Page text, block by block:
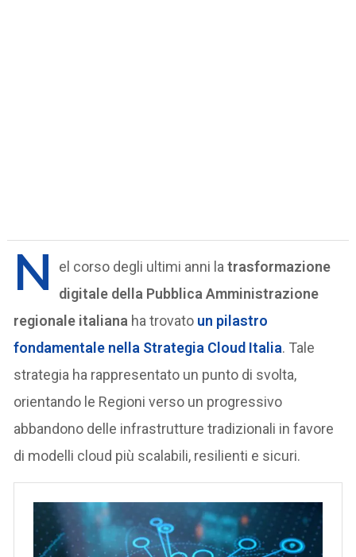
N el corso degli ultimi anni latrasformazione
digitale della Pubblica Amministrazione
regionale italiana ha trovato un pilastro
fondamentale nella Strategia Cloud Italia. Tale
strategia ha rappresentato un punto di svolta,
orientando le Regioni verso un progressivo
abbandono delle infrastrutture tradizionali in favore
di modelli cloud più scalabili, resilienti e sicuri.